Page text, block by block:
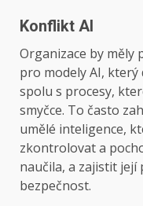
Konflikt AI
Organizace by
pro modely AI,
spolu s procesy,
smyčce. To často
umělé inteligence,
zkontrolovat a
naučila, a zajistit
bezpečnost.